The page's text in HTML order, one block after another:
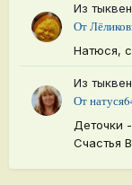
Русских)
5 июля
8 июля
по И.Русских)
12 июля
Пельменное
Введение: для
всё отмерено в
понимаете,
рецепт я
опробовать.
Из
От
Натюся,
Из
От
Деточки
Счастья